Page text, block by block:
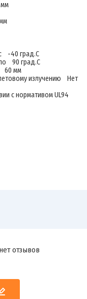
с -40 град.C
90 град.C
60 мм
излучению Нет
с нормативом UL94
отзывов